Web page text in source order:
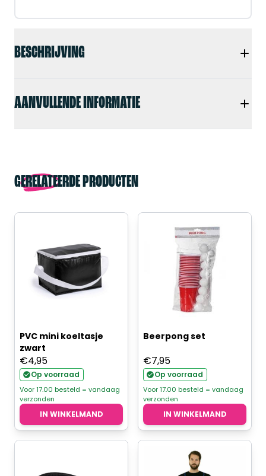
BESCHRIJVING
AANVULLENDE INFORMATIE
GERELATEERDE PRODUCTEN
PVC mini koeltasje
zwart
€4,95
Op voorraad
Voor 17.00 besteld = vandaag
verzonden
IN WINKELMAND
Beerpong set
€7,95
Op voorraad
Voor 17.00 besteld = vandaag
verzonden
IN WINKELMAND